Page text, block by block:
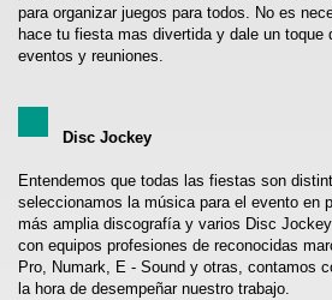
para organizar juegos para todos. No es
hace tu fiesta mas divertida y dale un toque
eventos y reuniones.
Disc Jockey
Entendemos que todas las fiestas son
seleccionamos la música para el evento en
más amplia discografía y varios Disc
con equipos profesiones de reconocidas
Pro, Numark, E - Sound y otras, contamos
la hora de desempeñar nuestro trabajo.